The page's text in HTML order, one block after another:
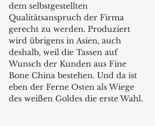
dem selbstgestellten
Qualitätsanspruch der Firma
gerecht zu werden. Produziert
wird übrigens in Asien, auch
deshalb, weil die Tassen auf
Wunsch der Kunden aus Fine
Bone China bestehen. Und da ist
eben der Ferne Osten als Wiege
des weißen Goldes die erste Wahl.